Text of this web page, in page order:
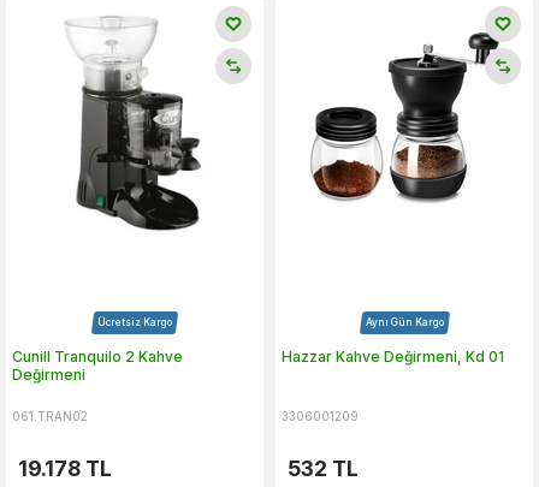
Ücretsiz Kargo
Cunill Tranquilo 2 Kahve
Değirmeni
061.TRAN02
19.178 TL
Aynı Gün Kargo
Hazzar Kahve Değirmeni, Kd 01
3306001209
532 TL